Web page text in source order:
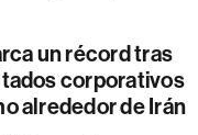
un récord tras
corporativos
alrededor de Irán